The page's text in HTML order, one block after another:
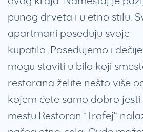
punog drveta i u etno stilu.
apartmani poseduju svoje
kupatilo. Posedujemo i
mogu staviti u bilo koji
restorana želite nešto više
kojem ćete samo dobro
mestu.Restoran ‘Trofej“